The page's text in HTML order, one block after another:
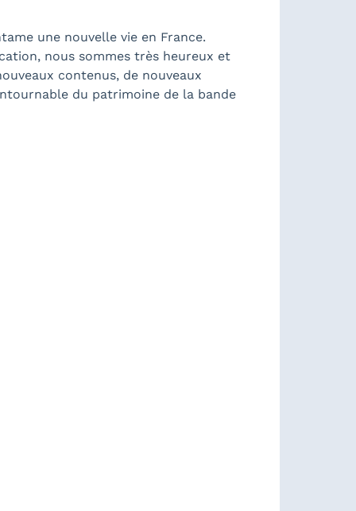
une nouvelle vie en France.
nous sommes très heureux et
contenus, de nouveaux
du patrimoine de la bande